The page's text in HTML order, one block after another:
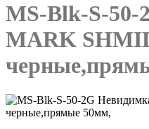
MS-Blk-S-50-
MARK